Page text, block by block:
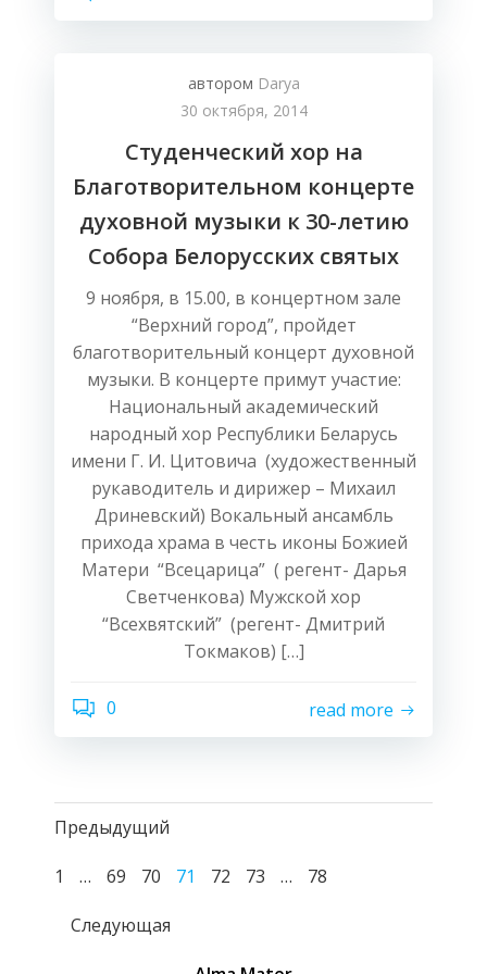
автором Darya
30 октября, 2014
Студенческий хор на
Благотворительном концерте
духовной музыки к 30-летию
Собора Белорусских святых
9 ноября, в 15.00, в концертном зале
“Верхний город”, пройдет
благотворительный концерт духовной
музыки. В концерте примут участие:
Национальный академический
народный хор Республики Беларусь
имени Г. И. Цитовича (художественный
рукаводитель и дирижер – Михаил
Дриневский) Вокальный ансамбль
прихода храма в честь иконы Божией
Матери “Всецарица” ( регент- Дарья
Светченкова) Мужской хор
“Всехвятский” (регент- Дмитрий
Токмаков) […]
0 read more
Навигация
по
записям
Предыдущий
Навигация
по
Страница
1 … Страница
69 Страница
70 Страница
71 Страница
72 Страница
73 … Страница
78
Навигация
Следующая